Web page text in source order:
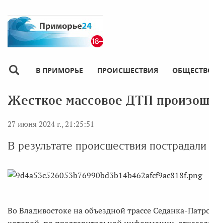
В ПРИМОРЬЕ ПРОИСШЕСТВИЯ
Жесткое массовое ДТП
27 июня 2024 г., 21:25:51
В результате происшествия
Во Владивостоке на объездной трассе Седанка-